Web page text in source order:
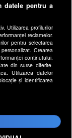
Antena Group.
datele pentru a
Utilizarea profilurilor
reclamelor.
pentru selectarea
Crearea
conținutului.
din surse diferite.
Utilizarea datelor
și identificarea